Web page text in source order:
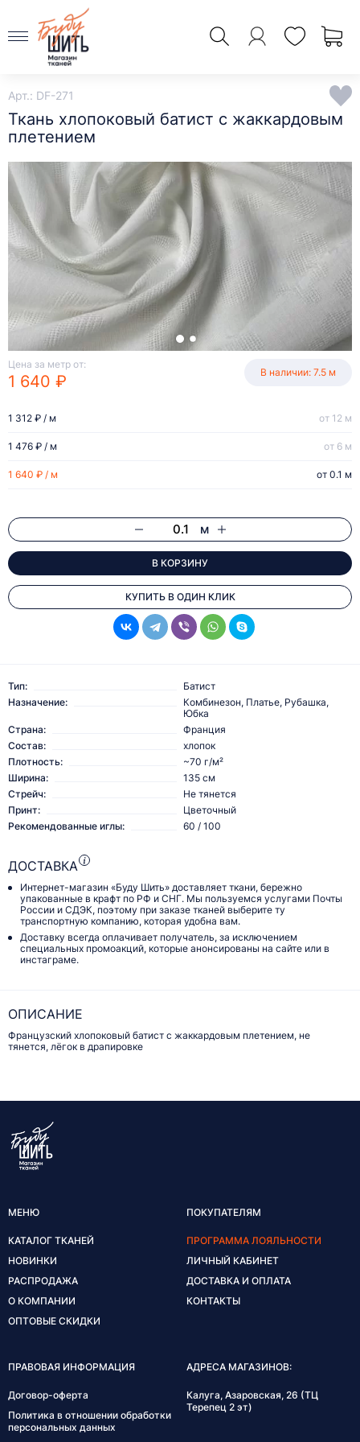
Арт.: DF-271
Ткань хлопоковый батист с жаккардовым
плетением
Цена за метр от:
1 640 ₽ В наличии: 7.5 м
1 640 ₽ / м от 0.1 м
1 476 ₽ / м от 6 м
1 312 ₽ / м от 12 м
м
В КОРЗИНУ
КУПИТЬ В ОДИН КЛИК
Тип:
Батист
Назначение:
Комбинезон, Платье, Рубашка,
Юбка
Страна:
Франция
Состав:
хлопок
Плотность:
~70 г/м²
Ширина:
135 см
Стрейч:
Не тянется
Принт:
Цветочный
Рекомендованные иглы:
60 / 100
ДОСТАВКА
Интернет-магазин «Буду Шить» доставляет ткани, бережно
упакованные в крафт по РФ и СНГ. Мы пользуемся услугами Почты
России и СДЭК, поэтому при заказе тканей выберите ту
транспортную компанию, которая удобна вам.
Доставку всегда оплачивает получатель, за исключением
специальных промоакций, которые анонсированы на сайте или в
инстаграме.
ОПИСАНИЕ
Французский хлопоковый батист с жаккардовым плетением, не
тянется, лёгок в драпировке
МЕНЮ
КАТАЛОГ ТКАНЕЙ
НОВИНКИ
РАСПРОДАЖА
О КОМПАНИИ
ОПТОВЫЕ СКИДКИ
ПОКУПАТЕЛЯМ
ПРОГРАММА ЛОЯЛЬНОСТИ
ЛИЧНЫЙ КАБИНЕТ
ДОСТАВКА И ОПЛАТА
КОНТАКТЫ
ПРАВОВАЯ ИНФОРМАЦИЯ
Договор-оферта
Политика в отношении обработки
персональных данных
АДРЕСА МАГАЗИНОВ:
Калуга, Азаровская, 26 (ТЦ
Терепец 2 эт)